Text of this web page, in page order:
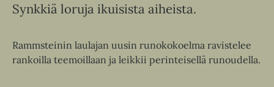
Synkkiä loruja ikuisista aiheista.
Rammsteinin laulajan uusin runokokoelma ravistelee
rankoilla teemoillaan ja leikkii perinteisellä runoudella.